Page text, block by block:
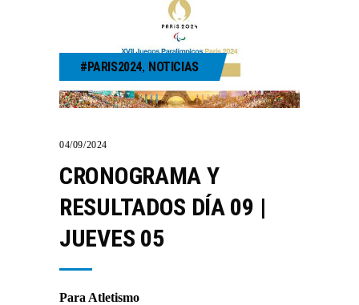
#PARIS2024, NOTICIAS
04/09/2024
CRONOGRAMA Y
RESULTADOS DÍA 09 |
JUEVES 05
Para Atletismo